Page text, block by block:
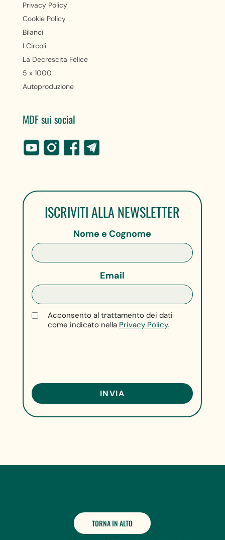
Privacy Policy
Cookie Policy
Bilanci
I Circoli
La Decrescita Felice
5 x 1000
Autoproduzione
MDF sui social
ISCRIVITI ALLA NEWSLETTER
Nome e Cognome
Email
Acconsento al trattamento dei dati
come indicato nella Privacy Policy.
TORNA IN ALTO